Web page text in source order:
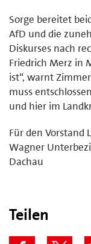
Sorge bereitet
AfD und die
Diskurses nach
Friedrich Merz in
ist“, warnt
muss
und hier im
Für den Vorstand
Wagner
Dachau
Teilen